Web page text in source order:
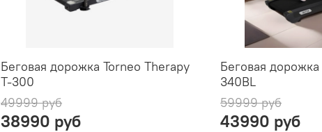
Беговая дорожка Torneo Therapy
T-300
49999 руб
38990 руб
Беговая
340BL
59999 руб
43990 руб